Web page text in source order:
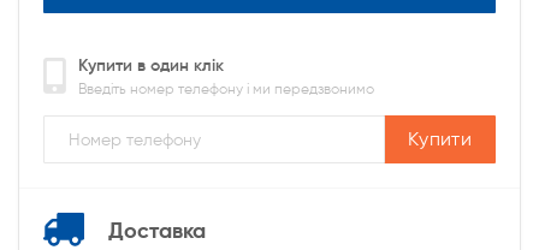
Купити в один клік
Введіть номер телефону і ми передзвонимо
Купити
Доставка